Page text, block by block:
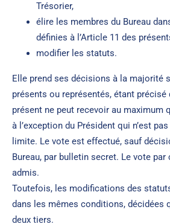
Trésorier,
élire les membres du Bureau
définies à l’Article 11 des
modifier les statuts.
Elle prend ses décisions à la majorité
présents ou représentés, étant précisé
présent ne peut recevoir au maximum
à l’exception du Président qui n’est
limite. Le vote est effectué, sauf
Bureau, par bulletin secret. Le vote
admis.
Toutefois, les modifications des
dans les mêmes conditions, décidées
deux tiers.